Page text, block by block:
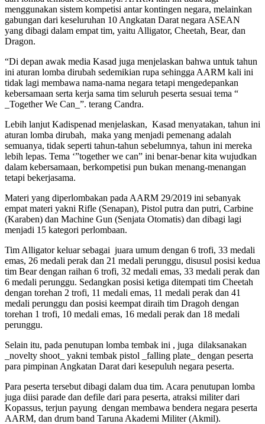
menggunakan sistem kompetisi antar kontingen negara, melainkan
gabungan dari keseluruhan 10 Angkatan Darat negara ASEAN
yang dibagi dalam empat tim, yaitu Alligator, Cheetah, Bear, dan
Dragon.
“Di depan awak media Kasad juga menjelaskan bahwa untuk tahun
ini aturan lomba dirubah sedemikian rupa sehingga AARM kali ini
tidak lagi membawa nama-nama negara tetapi mengedepankan
kebersamaan serta kerja sama tim seluruh peserta sesuai tema “
_Together We Can_”. terang Candra.
Lebih lanjut Kadispenad menjelaskan, Kasad menyatakan, tahun ini
aturan lomba dirubah, maka yang menjadi pemenang adalah
semuanya, tidak seperti tahun-tahun sebelumnya, tahun ini mereka
lebih lepas. Tema ‘”together we can” ini benar-benar kita wujudkan
dalam kebersamaan, berkompetisi pun bukan menang-menangan
tetapi bekerjasama.
Materi yang diperlombakan pada AARM 29/2019 ini sebanyak
empat materi yakni Rifle (Senapan), Pistol putra dan putri, Carbine
(Karaben) dan Machine Gun (Senjata Otomatis) dan dibagi lagi
menjadi 15 kategori perlombaan.
Tim Alligator keluar sebagai juara umum dengan 6 trofi, 33 medali
emas, 26 medali perak dan 21 medali perunggu, disusul posisi kedua
tim Bear dengan raihan 6 trofi, 32 medali emas, 33 medali perak dan
6 medali perunggu. Sedangkan posisi ketiga ditempati tim Cheetah
dengan torehan 2 trofi, 11 medali emas, 11 medali perak dan 41
medali perunggu dan posisi keempat diraih tim Dragoh dengan
torehan 1 trofi, 10 medali emas, 16 medali perak dan 18 medali
perunggu.
Selain itu, pada penutupan lomba tembak ini , juga dilaksanakan
_novelty shoot_ yakni tembak pistol _falling plate_ dengan peserta
para pimpinan Angkatan Darat dari kesepuluh negara peserta.
Para peserta tersebut dibagi dalam dua tim. Acara penutupan lomba
juga diisi parade dan defile dari para peserta, atraksi militer dari
Kopassus, terjun payung dengan membawa bendera negara peserta
AARM, dan drum band Taruna Akademi Militer (Akmil).